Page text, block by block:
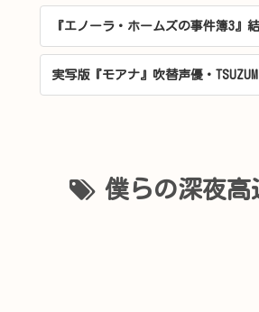
『エノーラ・ホームズの事件簿3』
実写版『モアナ』吹替声優・
僕らの深夜高